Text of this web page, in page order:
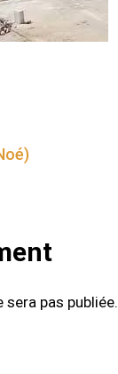
pas publiée.